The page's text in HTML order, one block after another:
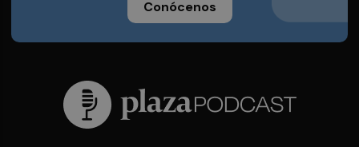
Conócenos